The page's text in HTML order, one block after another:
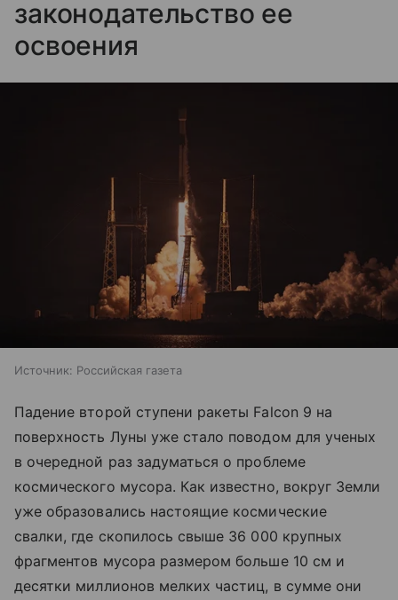
законодательство ее
освоения
Источник: Российская газета
Падение второй ступени ракеты Falcon 9 на
поверхность Луны уже стало поводом для ученых
в очередной раз задуматься о проблеме
космического мусора. Как известно, вокруг Земли
уже образовались настоящие космические
свалки, где скопилось свыше 36 000 крупных
фрагментов мусора размером больше 10 см и
десятки миллионов мелких частиц, в сумме они